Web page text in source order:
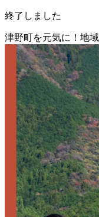
終了しました
津野町を元気に！地